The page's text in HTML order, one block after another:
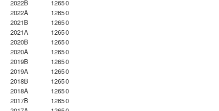
2022B
12650
2022A
12650
2021B
12650
2021A
12650
2020B
12650
2020A
12650
2019B
12650
2019A
12650
2018B
12650
2018A
12650
2017B
12650